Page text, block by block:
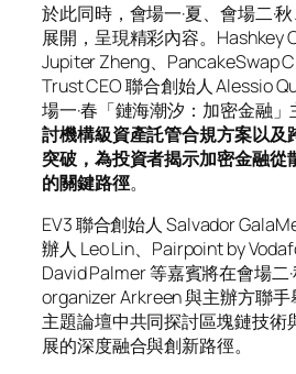
於此同時，會場一·夏、會場二·
展開，呈現精彩內容。Hashkey
Jupiter Zheng、PancakeSwap
Trust CEO 聯合創始人 Alessio
場一·春「鏈海潮汐：加密金融」
討機構級資產託管合規方案以及
突破，為投資者揭示加密金融從
的關鍵路徑。
EV3 聯合創始人 Salvador
辦人 Leo Lin、Pairpoint by
David Palmer 等嘉賓將在會場二
organizer Arkreen 與主辦方聯手
主題論壇中共同探討區塊鏈技術
展的深度融合與創新路徑。